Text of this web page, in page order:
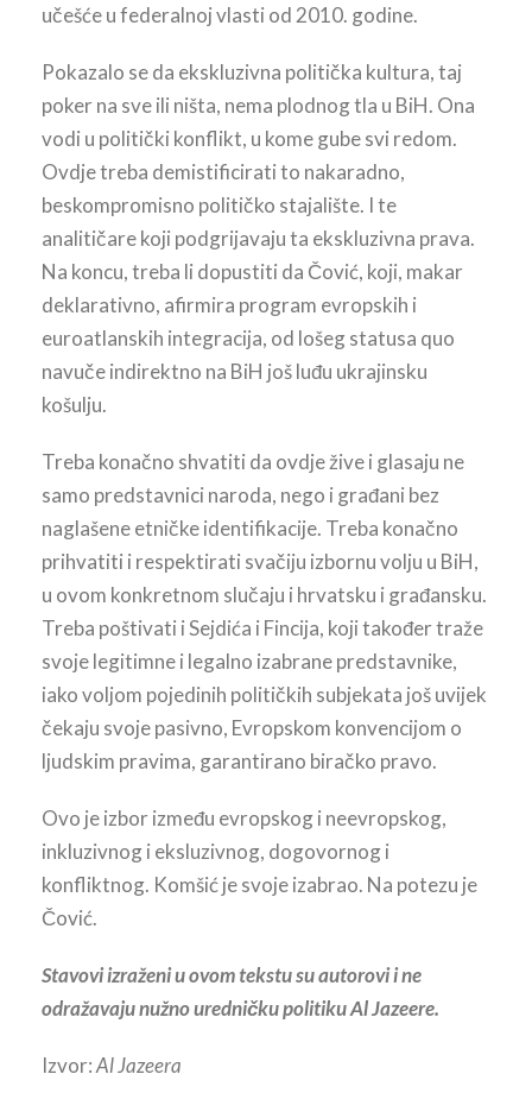
učešće u federalnoj vlasti od 2010. godine.
Pokazalo se da ekskluzivna politička kultura, taj
poker na sve ili ništa, nema plodnog tla u BiH. Ona
vodi u politički konflikt, u kome gube svi redom.
Ovdje treba demistificirati to nakaradno,
beskompromisno političko stajalište. I te
analitičare koji podgrijavaju ta ekskluzivna prava.
Na koncu, treba li dopustiti da Čović, koji, makar
deklarativno, afirmira program evropskih i
euroatlanskih integracija, od lošeg statusa quo
navuče indirektno na BiH još luđu ukrajinsku
košulju.
Treba konačno shvatiti da ovdje žive i glasaju ne
samo predstavnici naroda, nego i građani bez
naglašene etničke identifikacije. Treba konačno
prihvatiti i respektirati svačiju izbornu volju u BiH,
u ovom konkretnom slučaju i hrvatsku i građansku.
Treba poštivati i Sejdića i Fincija, koji također traže
svoje legitimne i legalno izabrane predstavnike,
iako voljom pojedinih političkih subjekata još uvijek
čekaju svoje pasivno, Evropskom konvencijom o
ljudskim pravima, garantirano biračko pravo.
Ovo je izbor između evropskog i neevropskog,
inkluzivnog i eksluzivnog, dogovornog i
konfliktnog. Komšić je svoje izabrao. Na potezu je
Čović.
Stavovi izraženi u ovom tekstu su autorovi i ne
odražavaju nužno uredničku politiku Al Jazeere.
Izvor:Al Jazeera